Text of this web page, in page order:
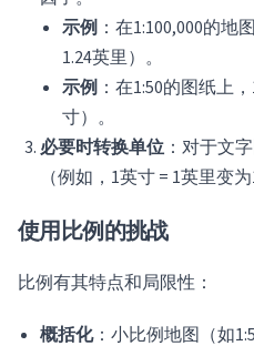
示例 ：在1:100,000的
1.24英里）。
示例 ：在1:50的图纸上
寸）。
必要时转换单位 ：对于文
（例如，1英寸 = 1英里变
使用比例的挑战
比例有其特点和局限性：
概括化：小比例地图（如